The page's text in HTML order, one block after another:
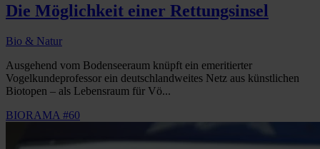
Die Möglichkeit einer Rettungsinsel
Bio & Natur
Ausgehend vom Bodenseeraum knüpft ein emeritierter
Vogelkundeprofessor ein deutschlandweites Netz aus künstlichen
Biotopen – als Lebensraum für Vö...
BIORAMA #60